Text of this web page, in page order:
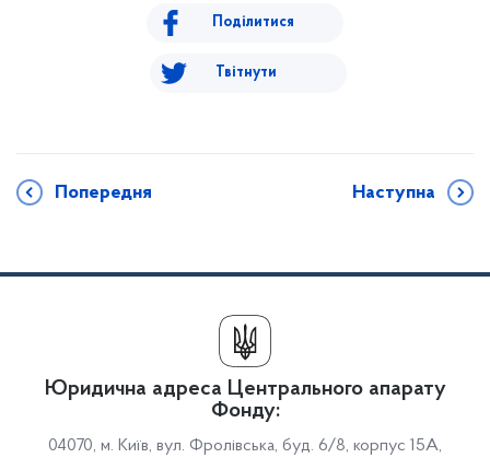
Поділитися
Твітнути
Попередня Наступна
Юридична адреса Центрального апарату
Фонду:
04070, м. Київ, вул. Фролівська, буд. 6/8, корпус 15А,